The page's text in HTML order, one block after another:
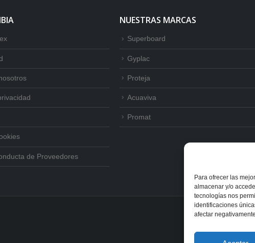
Para ofrecer las
almacenar y/o
tecnologías nos
identificaciones
afectar
de Proveedores
NUESTRAS MARCAS
Superboard
Gyplac
Proteja
Acuaviva
Promat